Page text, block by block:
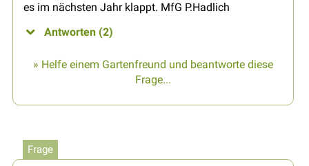
es im nächsten Jahr klappt. MfG P.Hadlich
Antworten (2)
» Helfe einem Gartenfreund und beantworte diese
Frage...
Frage